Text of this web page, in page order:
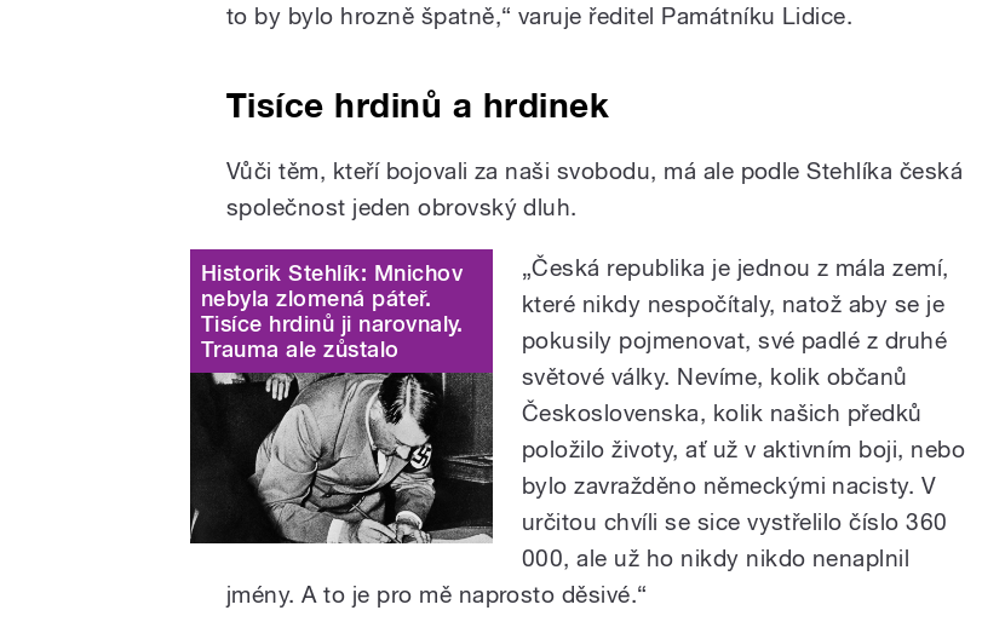
to by bylo hrozně špatně,“ varuje ředitel Památníku Lidice.
Tisíce hrdinů a hrdinek
Vůči těm, kteří bojovali za naši svobodu, má ale podle Stehlíka česká
společnost jeden obrovský dluh.
Historik Stehlík: Mnichov
nebyla zlomená páteř.
Tisíce hrdinů ji narovnaly.
Trauma ale zůstalo
„Česká republika je jednou z mála zemí,
které nikdy nespočítaly, natož aby se je
pokusily pojmenovat, své padlé z druhé
světové války. Nevíme, kolik občanů
Československa, kolik našich předků
položilo životy, ať už v aktivním boji, nebo
bylo zavražděno německými nacisty. V
určitou chvíli se sice vystřelilo číslo 360
000, ale už ho nikdy nikdo nenaplnil
jmény. A to je pro mě naprosto děsivé.“